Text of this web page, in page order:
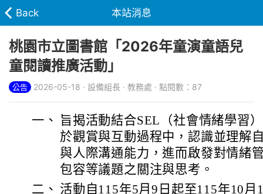
Back 本站消息
桃園市立圖書館「2026年童演童語兒
童閱讀推廣活動」
公告 2026-05-18 · 設備組長 · 教務處 · 點閱數：87
一、 旨揭活動結合SEL（社會情緒學習
於觀賞與互動過程中，認識並理解
與人際溝通能力，進而啟發對情緒
包容等議題之關注與思考。
二、 活動自115年5月9日起至115年10